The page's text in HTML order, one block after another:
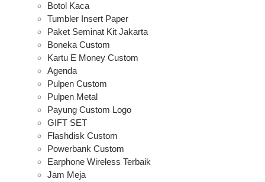
Botol Kaca
Tumbler Insert Paper
Paket Seminat Kit Jakarta
Boneka Custom
Kartu E Money Custom
Agenda
Pulpen Custom
Pulpen Metal
Payung Custom Logo
GIFT SET
Flashdisk Custom
Powerbank Custom
Earphone Wireless Terbaik
Jam Meja